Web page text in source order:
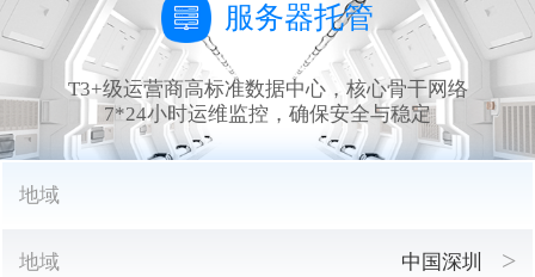
服务器托管
T3+级运营商高标准数据中心，核心骨干网络
7*24小时运维监控，确保安全与稳定
地域
地域 中国深圳